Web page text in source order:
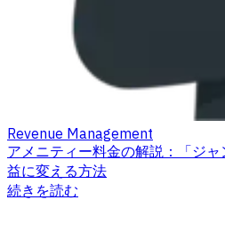
Revenue Management
アメニティー料金の解説：「ジ
益に変える方法
続きを読む